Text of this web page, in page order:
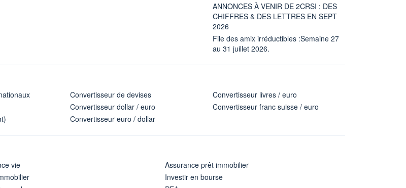
ANNONCES À VENIR DE 2CRSI : DES
CHIFFRES & DES LETTRES EN SEPT
2026
File des amix irréductibles :Semaine 27
au 31 juillet 2026.
Convertisseur de devises
Convertisseur dollar / euro
Convertisseur euro / dollar
Convertisseur livres / euro
Convertisseur franc suisse / euro
vie
Assurance prêt immobilier
Investir en bourse